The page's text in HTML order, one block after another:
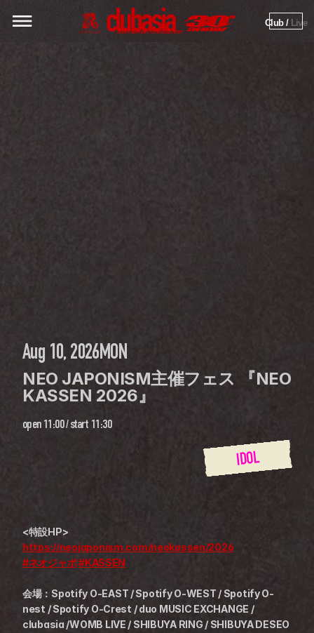
Club / Live
Aug 10, 2026MON
NEO JAPONISM主催フェス 『NEO
KASSEN 2026』
open 11:00 / start 11:30
IDOL
<特設HP>
https://neojaponism.com/neokassen/2026
#ネオジャポ#KASSEN
会場：Spotify O-EAST / Spotify O-WEST / Spotify O-
nest / Spotify O-Crest / duo MUSIC EXCHANGE /
clubasia /WOMB LIVE / SHIBUYA RING / SHIBUYA DESEO